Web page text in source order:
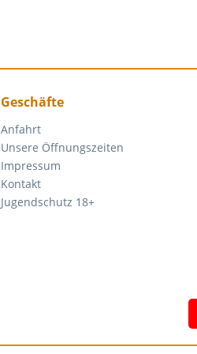
Geschäfte
Anfahrt
Unsere Öffnungszeiten
Impressum
Kontakt
Jugendschutz 18+